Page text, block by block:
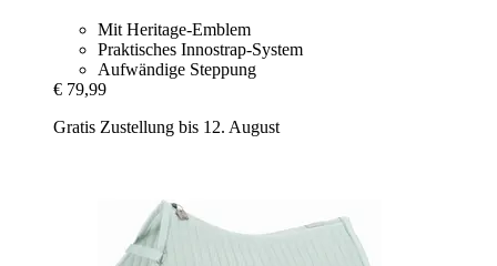
Mit Heritage-Emblem
Praktisches Innostrap-System
Aufwändige Steppung
€ 79,99
Gratis Zustellung bis 12. August